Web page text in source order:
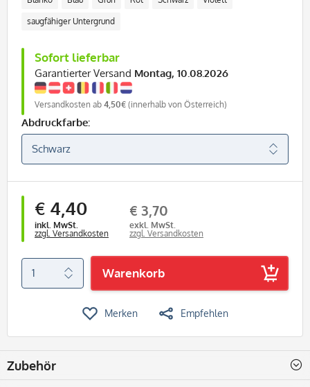
saugfähiger Untergrund
Sofort lieferbar
Garantierter Versand Montag, 10.08.2026
Versandkosten ab 4,50€ (innerhalb von Österreich)
Abdruckfarbe:
€ 4,40
inkl. MwSt.
zzgl. Versandkosten
€ 3,70
exkl. MwSt.
zzgl. Versandkosten
Warenkorb
Merken Empfehlen
Zubehör